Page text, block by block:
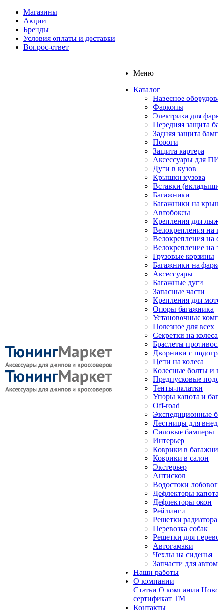
Магазины
Акции
Бренды
Условия оплаты и доставки
Вопрос-ответ
Меню
Каталог
Навесное
Фаркопы
Электрика для
Передняя защита
Задняя защита
Пороги
Защита картера
Аксессуары для
Дуги в кузов
Крышки кузова
Вставки
Багажники
Багажники на
Автобоксы
Крепления для
Велокрепления
Велокрепления на
Велокрепление на
Грузовые корзины
Багажники на
Аксессуары
Багажные дуги
Запасные части
Крепления для
Опоры багажника
Установочные
Полезное для всех
Секретки на колеса
Браслеты
Дворники с
Цепи на колеса
Колесные болты и
Предпусковые
Тенты-палатки
Упоры капота и
Off-road
Экспедиционные
Лестницы для
Силовые бамперы
Интерьер
Коврики в
Коврики в салон
Экстерьер
Антискол
Водостоки
Дефлекторы капота
Дефлекторы окон
Рейлинги
Решетки радиатора
Перевозка собак
Решетки для
Автогамаки
Чехлы на сиденья
Запчасти для
Наши работы
О компании
Статьи О компании
сертификат ТМ
Контакты